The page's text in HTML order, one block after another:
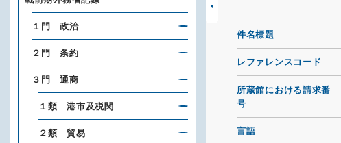
件名標題
レファレンスコード
所蔵館における請求番
号
言語
１門 政治
２門 条約
３門 通商
１類 港市及税関
２類 貿易